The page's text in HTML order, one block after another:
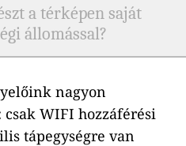
a térképen saját
állomással?
nagyon
WIFI hozzáférési
tápegységre van